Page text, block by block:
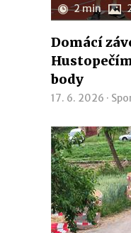
2 min
Domácí
body
17. 6. 2026 ·